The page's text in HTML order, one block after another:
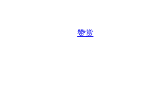
赞赏